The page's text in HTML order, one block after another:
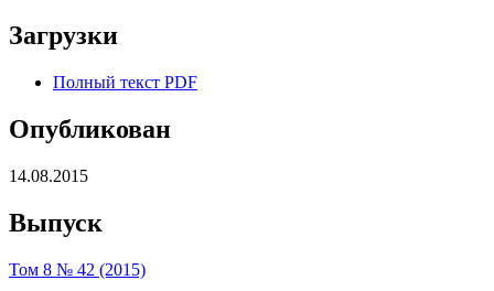
Загрузки
Полный текст PDF
Опубликован
14.08.2015
Выпуск
Том 8 № 42 (2015)